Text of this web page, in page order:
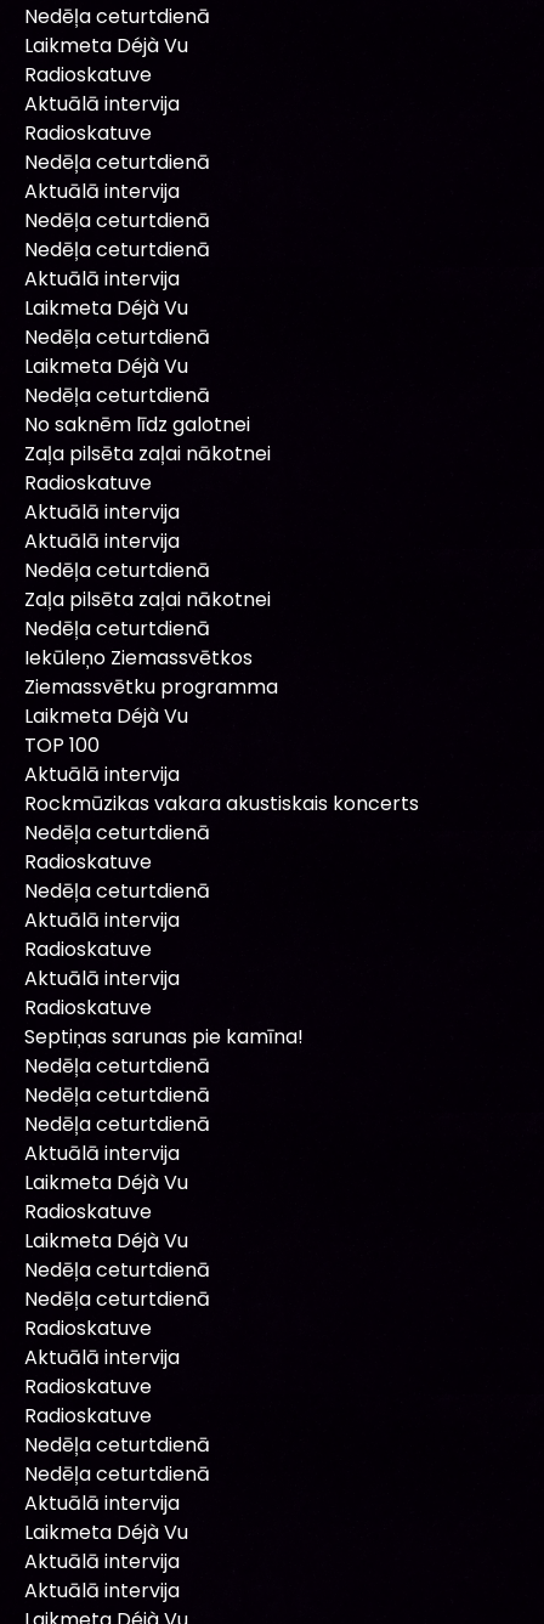
Nedēļa ceturtdienā
Laikmeta Déjà Vu
Radioskatuve
Aktuālā intervija
Radioskatuve
Nedēļa ceturtdienā
Aktuālā intervija
Nedēļa ceturtdienā
Nedēļa ceturtdienā
Aktuālā intervija
Laikmeta Déjà Vu
Nedēļa ceturtdienā
Laikmeta Déjà Vu
Nedēļa ceturtdienā
No saknēm līdz galotnei
Zaļa pilsēta zaļai nākotnei
Radioskatuve
Aktuālā intervija
Aktuālā intervija
Nedēļa ceturtdienā
Zaļa pilsēta zaļai nākotnei
Nedēļa ceturtdienā
Iekūleņo Ziemassvētkos
Ziemassvētku programma
Laikmeta Déjà Vu
TOP 100
Aktuālā intervija
Rockmūzikas vakara akustiskais koncerts
Nedēļa ceturtdienā
Radioskatuve
Nedēļa ceturtdienā
Aktuālā intervija
Radioskatuve
Aktuālā intervija
Radioskatuve
Septiņas sarunas pie kamīna!
Nedēļa ceturtdienā
Nedēļa ceturtdienā
Nedēļa ceturtdienā
Aktuālā intervija
Laikmeta Déjà Vu
Radioskatuve
Laikmeta Déjà Vu
Nedēļa ceturtdienā
Nedēļa ceturtdienā
Radioskatuve
Aktuālā intervija
Radioskatuve
Radioskatuve
Nedēļa ceturtdienā
Nedēļa ceturtdienā
Aktuālā intervija
Laikmeta Déjà Vu
Aktuālā intervija
Aktuālā intervija